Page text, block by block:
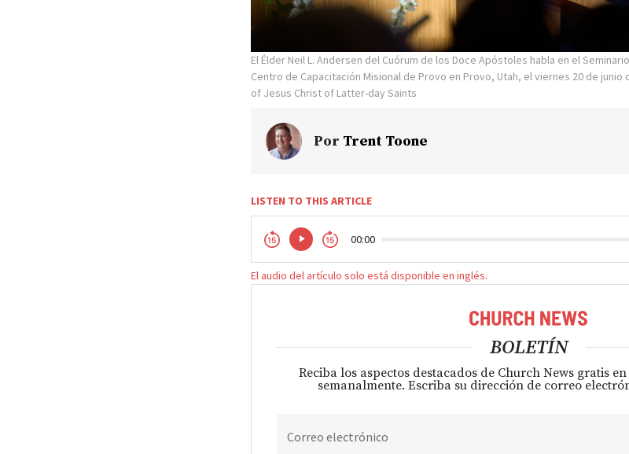
El Élder Neil L. Andersen del Cuórum de los Doce Apóstoles habla en el
Centro de Capacitación Misional de Provo en Provo, Utah, el viernes 20 de junio
of Jesus Christ of Latter-day Saints
Por Trent Toone
LISTEN TO THIS ARTICLE
00:00
El audio del artículo solo está disponible en inglés.
BOLETÍN
Reciba los aspectos destacados de Church News gratis
semanalmente. Escriba su dirección de correo
Correo electrónico